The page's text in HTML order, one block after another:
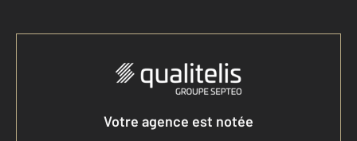
Votre agence est notée